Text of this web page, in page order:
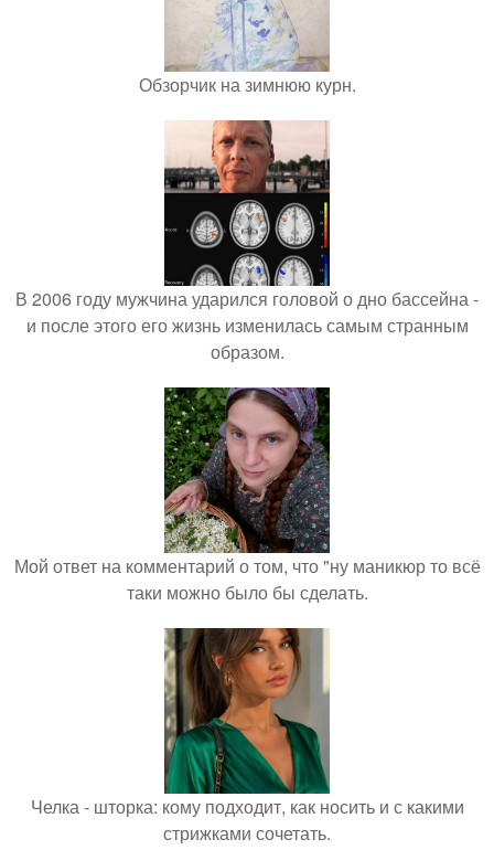
Обзорчик на зимнюю курн.
В 2006 году мужчина ударился головой о дно бассейна -
и после этого его жизнь изменилась самым странным
образом.
Мой ответ на комментарий о том, что "ну маникюр то всё
таки можно было бы сделать.
Челка - шторка: кому подходит, как носить и с какими
стрижками сочетать.